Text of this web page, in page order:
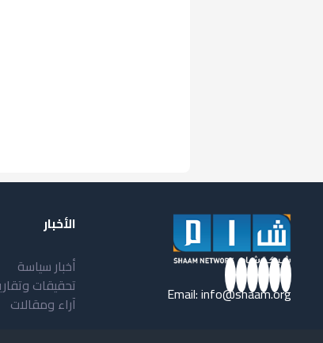
Email:info@shaam.org
الأخبار
أخبار سياسة
تحقيقات
آراء ومقالات